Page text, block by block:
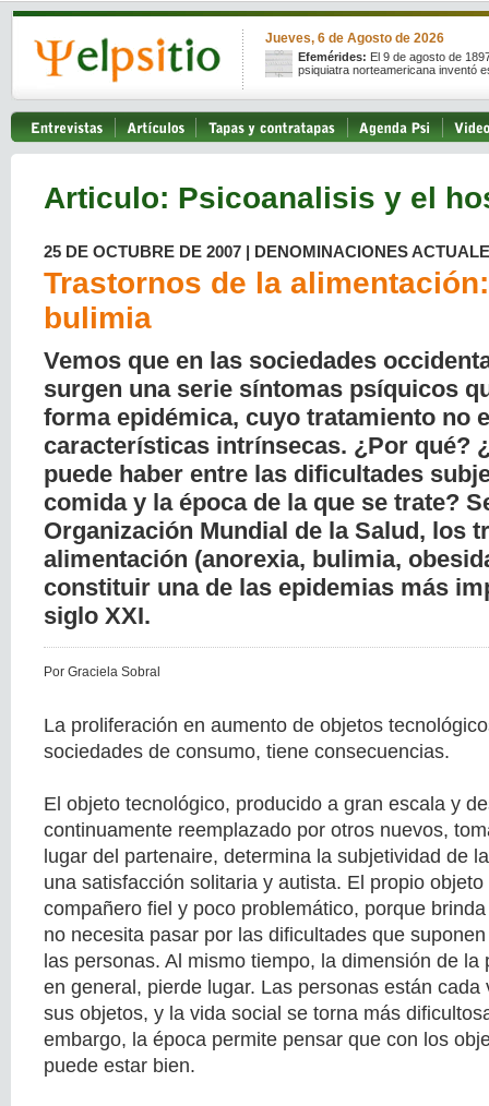
Jueves, 6 de Agosto de 2026
Efemérides: El 9 de agosto de
psiquiatra norteamericana inventó
Articulo: Psicoanalisis y el
25 DE OCTUBRE DE 2007 | DENOMINACIONES
Trastornos de la
bulimia
Vemos que en las sociedades
surgen una serie síntomas psíquicos
forma epidémica, cuyo tratamiento no
características intrínsecas. ¿Por qué?
puede haber entre las dificultades
comida y la época de la que se trate?
Organización Mundial de la Salud, los
alimentación (anorexia, bulimia,
constituir una de las epidemias más
siglo XXI.
Por Graciela Sobral
La proliferación en aumento de objetos
sociedades de consumo, tiene consecuencias.
El objeto tecnológico, producido a gran escala y
continuamente reemplazado por otros nuevos,
lugar del partenaire, determina la subjetividad de
una satisfacción solitaria y autista. El propio
compañero fiel y poco problemático, porque
no necesita pasar por las dificultades que
las personas. Al mismo tiempo, la dimensión de la
en general, pierde lugar. Las personas están cada
sus objetos, y la vida social se torna más
embargo, la época permite pensar que con los
puede estar bien.